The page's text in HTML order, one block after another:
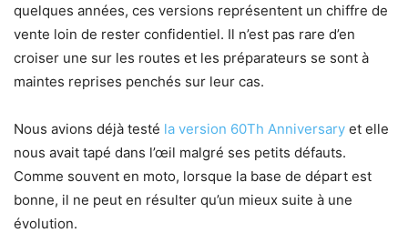
quelques années, ces versions représentent un chiffre de
vente loin de rester confidentiel. Il n’est pas rare d’en
croiser une sur les routes et les préparateurs se sont à
maintes reprises penchés sur leur cas.
Nous avions déjà testé la version 60Th Anniversary et elle
nous avait tapé dans l’œil malgré ses petits défauts.
Comme souvent en moto, lorsque la base de départ est
bonne, il ne peut en résulter qu’un mieux suite à une
évolution.